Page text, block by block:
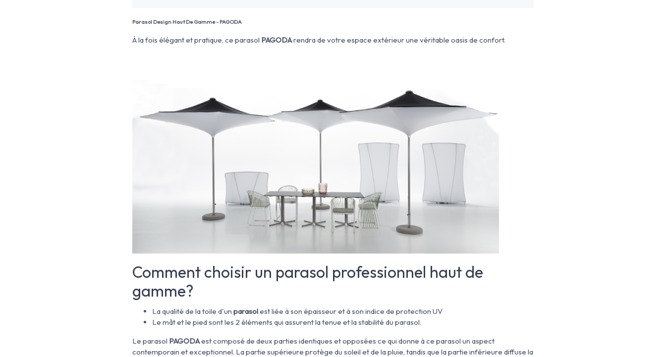
Parasol Design Haut De Gamme - PAGODA
À la fois élégant et pratique, ce parasol PAGODArendra de votre espace extérieur une véritable oasis de confort.
Comment choisir un parasol professionnel haut de
gamme?
La qualité de la toile d'un parasolest liée à son épaisseur et à son indice de protection UV
Le mât et le pied sont les 2 éléments qui assurent la tenue et la stabilité du parasol.
Le parasol PAGODAest composé de deux parties identiques et opposées ce qui donne à ce parasol un aspect
contemporain et exceptionnel. La partie supérieure protège du soleil et de la pluie, tandis que la partie inférieure diffuse la